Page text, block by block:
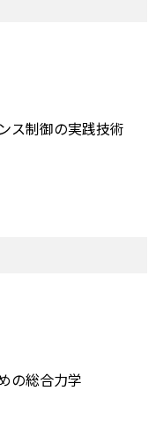
ス制御の実践技術
の総合力学